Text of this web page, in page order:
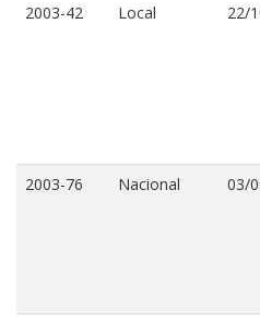
2003-42 Local 22/
2003-76 Nacional 03/